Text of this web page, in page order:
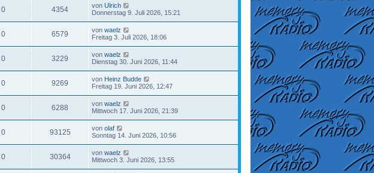
0 4354 von Ulrich
Donnerstag 9. Juli 2026, 15:21
0 6579 von waelz
Freitag 3. Juli 2026, 18:06
0 3229 von waelz
Dienstag 30. Juni 2026, 11:44
0 9269 von Heinz Budde
Freitag 19. Juni 2026, 12:47
0 6288 von waelz
Mittwoch 17. Juni 2026, 21:39
0 93125 von olaf
Sonntag 14. Juni 2026, 10:56
0 30364 von waelz
Mittwoch 3. Juni 2026, 13:55